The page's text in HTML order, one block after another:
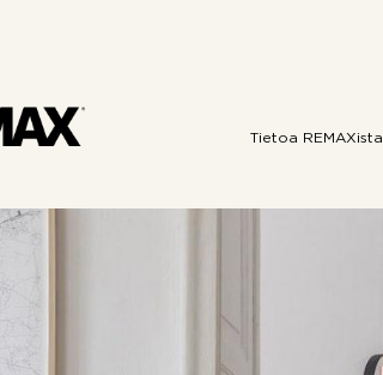
Tietoa REMAXista